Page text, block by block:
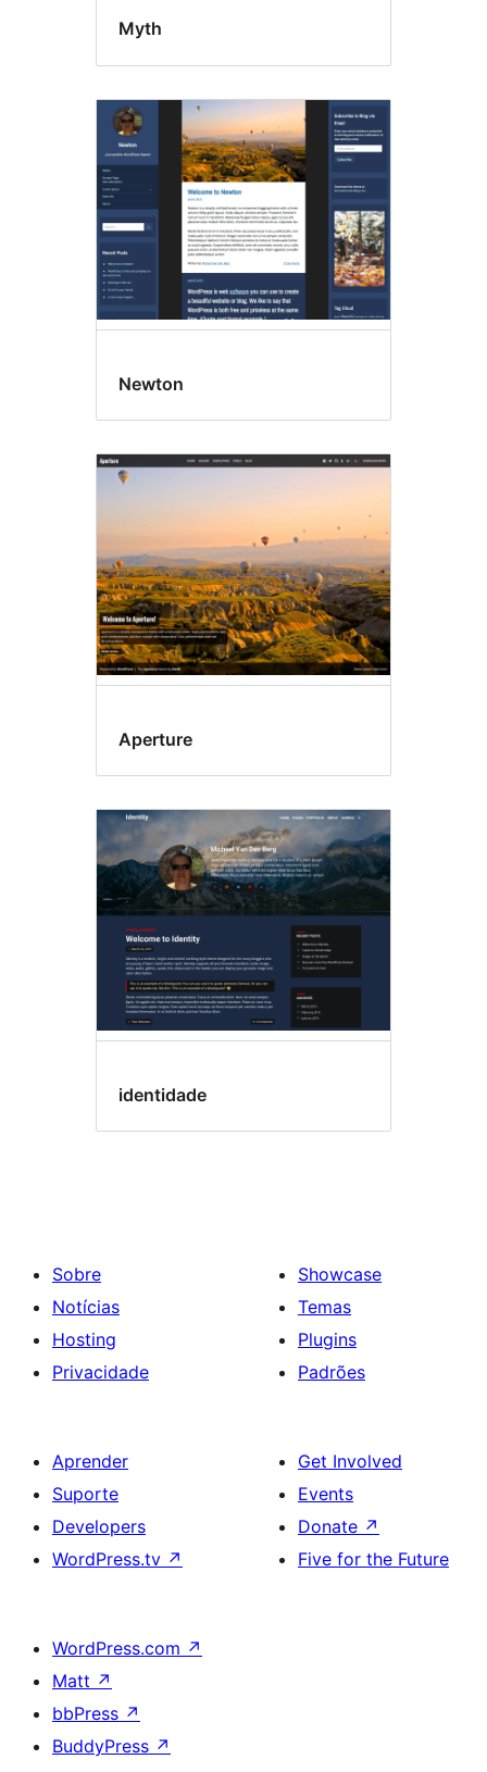
Myth
Newton
Aperture
identidade
Sobre
Notícias
Hosting
Privacidade
Showcase
Temas
Plugins
Padrões
Aprender
Suporte
Developers
WordPress.tv ↗
Get Involved
Events
Donate ↗
Five for the Future
WordPress.com ↗
Matt ↗
bbPress ↗
BuddyPress ↗